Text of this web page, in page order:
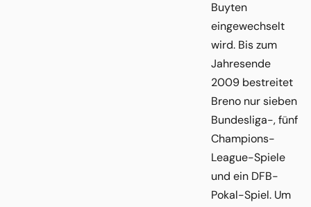
Buyten
eingewechselt
wird. Bis zum
Jahresende
2009 bestreitet
Breno nur sieben
Bundesliga-, fünf
Champions-
League-Spiele
und ein DFB-
Pokal-Spiel. Um